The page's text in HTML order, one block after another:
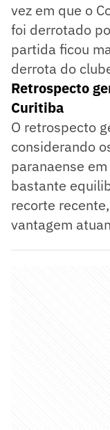
vez em que o
foi derrotado
partida ficou
derrota do
Retrospecto
Curitiba
O retrospecto
considerando
paranaense
bastante
recorte
vantagem